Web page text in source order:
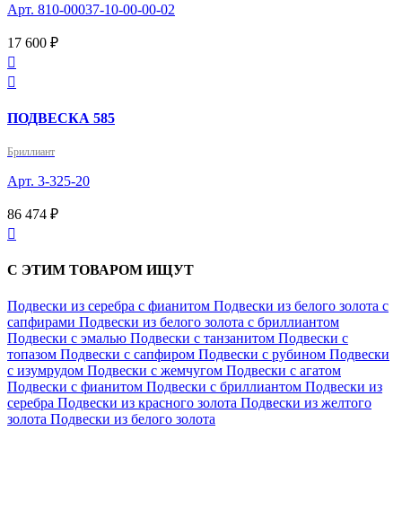
Арт. 810-00037-10-00-00-02
17 600 ₽


ПОДВЕСКА 585
Бриллиант
Арт. 3-325-20
86 474 ₽

С ЭТИМ ТОВАРОМ ИЩУТ
Подвески из серебра с фианитом Подвески из белого золота с
сапфирами Подвески из белого золота с бриллиантом
Подвески с эмалью Подвески с танзанитом Подвески с
топазом Подвески с сапфиром Подвески с рубином Подвески
с изумрудом Подвески с жемчугом Подвески с агатом
Подвески с фианитом Подвески с бриллиантом Подвески из
серебра Подвески из красного золота Подвески из желтого
золота Подвески из белого золота